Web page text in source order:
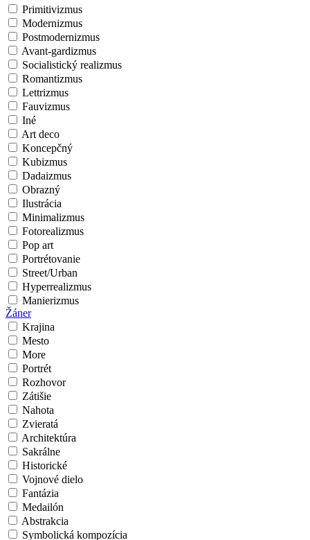
Primitivizmus
Modernizmus
Postmodernizmus
Avant-gardizmus
Socialistický realizmus
Romantizmus
Lettrizmus
Fauvizmus
Iné
Art deco
Koncepčný
Kubizmus
Dadaizmus
Obrazný
Ilustrácia
Minimalizmus
Fotorealizmus
Pop art
Portrétovanie
Street/Urban
Hyperrealizmus
Manierizmus
Žáner
Krajina
Mesto
More
Portrét
Rozhovor
Zátišie
Nahota
Zvieratá
Architektúra
Sakrálne
Historické
Vojnové dielo
Fantázia
Medailón
Abstrakcia
Symbolická kompozícia